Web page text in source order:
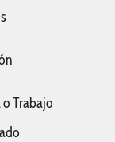
o Trabajo